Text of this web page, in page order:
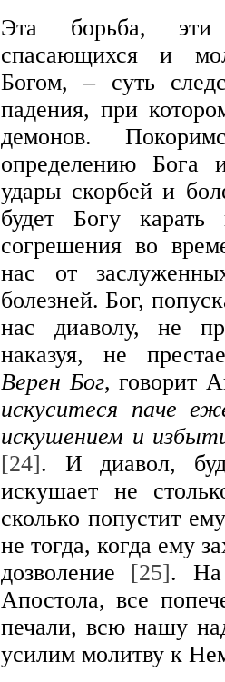
Эта борьба,
спасающихся и
Богом, – суть
падения, при
демонов.
определению Бога
удары скорбей и
будет Богу
согрешения во
нас от
болезней. Бог,
нас диаволу, не
наказуя, не
Верен Бог, говорит
искуситеся паче
искушением и
[24]. И диавол,
искушает не
сколько попустит
не тогда, когда ему
дозволение [25]. На
Апостола, все
печали, всю нашу
усилим молитву к